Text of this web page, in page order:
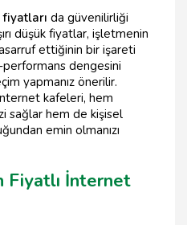
da güvenilirliği
düşük fiyatlar, işletmenin
ettiğinin bir işareti
dengesini
yapmanız önerilir.
kafeleri, hem
sağlar hem de kişisel
emin olmanızı
Fiyatlı İnternet